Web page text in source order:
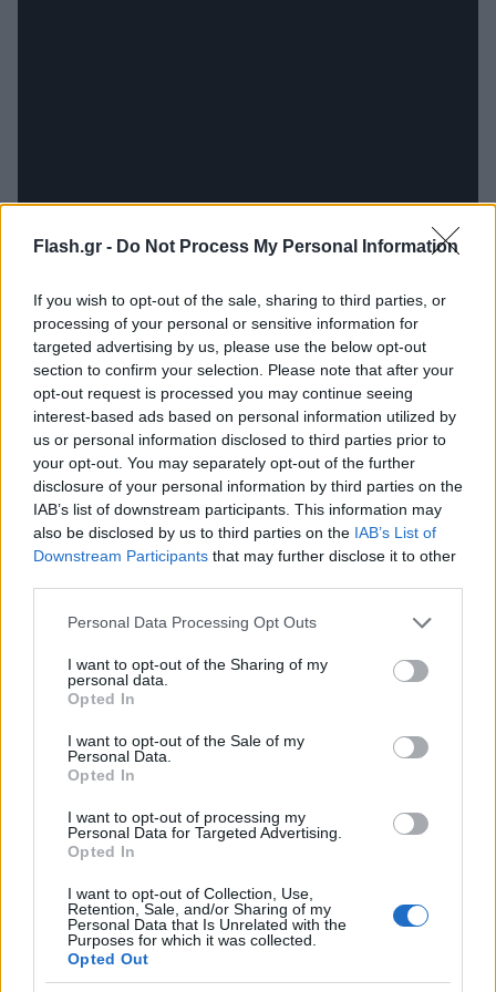
Flash.gr - Do Not Process My Personal Information
If you wish to opt-out of the sale, sharing to third parties, or
processing of your personal or sensitive information for
targeted advertising by us, please use the below opt-out
section to confirm your selection. Please note that after your
opt-out request is processed you may continue seeing
interest-based ads based on personal information utilized by
us or personal information disclosed to third parties prior to
your opt-out. You may separately opt-out of the further
disclosure of your personal information by third parties on the
IAB’s list of downstream participants. This information may
also be disclosed by us to third parties on the IAB’s List of
Downstream Participants that may further disclose it to other
Please note that this website/app uses one or more Google
not limited to your visit or usage behaviour. You may click to
grant or deny consent to Google and its third-party tags to
use your data for below specified purposes in below Google
consent section.
Personal Data Processing Opt Outs
I want to opt-out of the Sharing of my
personal data.
Opted In
I want to opt-out of the Sale of my
Personal Data.
Opted In
I want to opt-out of processing my
Personal Data for Targeted Advertising.
Opted In
I want to opt-out of Collection, Use,
Retention, Sale, and/or Sharing of my
Personal Data that Is Unrelated with the
Purposes for which it was collected.
Opted Out
Ο ρόλος των τσιλιαδόρων
Προκειμένου να δυσχεράνουν τον εντοπισμό και
παρέμεναν στα «επιχειρησιακά» αυτοκίνητα με
σκοπό να ειδοποιήσουν τους συνεργούς τους σε
περίπτωση που αντιλαμβάνονταν την εμφάνιση
αστυνομικών δυνάμεων.
Τα μέλη της «ομάδας τηλεφωνικής προσέγγισης»
διατηρούσαν τα θύματα σε συνεχή τηλεφωνική
επικοινωνία, μέχρις ότου η «επιχειρησιακή ομάδα
πεδίου» μεταβεί στην οικία και αποσπάσει τα
χρυσαφικά, τα τιμαλφή και τα χρηματικά ποσά,
ώστε τα θύματα να μην έρθουν σε οπτική επαφή με